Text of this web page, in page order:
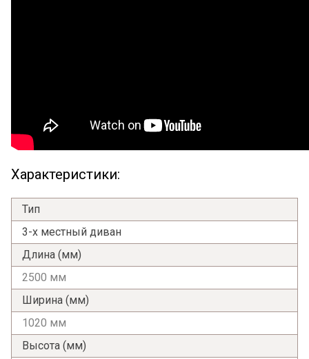
Характеристики:
Тип
3-х местный диван
Длина (мм)
2500 мм
Ширина (мм)
1020 мм
Высота (мм)